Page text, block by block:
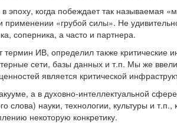
эпоху, когда побеждает так называемая
«грубой силы». Не
соперника, а часто и партнера.
термин ИВ, определил также критические
сети, базы данных и т.п. Мы же ввели
является критической
а в духовно-интеллектуальной
слова) науки, технологии, культуры и
некоторую конкретику.